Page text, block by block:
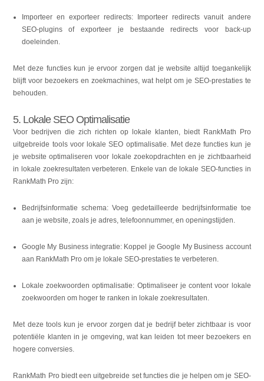
Importeer en exporteer redirects: Importeer redirects vanuit andere
SEO-plugins of exporteer je bestaande redirects voor back-up
doeleinden.
Met deze functies kun je ervoor zorgen dat je website altijd toegankelijk
blijft voor bezoekers en zoekmachines, wat helpt om je SEO-prestaties te
behouden.
5. Lokale SEO Optimalisatie
Voor bedrijven die zich richten op lokale klanten, biedt RankMath Pro
uitgebreide tools voor lokale SEO optimalisatie. Met deze functies kun je
je website optimaliseren voor lokale zoekopdrachten en je zichtbaarheid
in lokale zoekresultaten verbeteren. Enkele van de lokale SEO-functies in
RankMath Pro zijn:
Bedrijfsinformatie schema: Voeg gedetailleerde bedrijfsinformatie toe
aan je website, zoals je adres, telefoonnummer, en openingstijden.
Google My Business integratie: Koppel je Google My Business account
aan RankMath Pro om je lokale SEO-prestaties te verbeteren.
Lokale zoekwoorden optimalisatie: Optimaliseer je content voor lokale
zoekwoorden om hoger te ranken in lokale zoekresultaten.
Met deze tools kun je ervoor zorgen dat je bedrijf beter zichtbaar is voor
potentiële klanten in je omgeving, wat kan leiden tot meer bezoekers en
hogere conversies.
RankMath Pro biedt een uitgebreide set functies die je helpen om je SEO-